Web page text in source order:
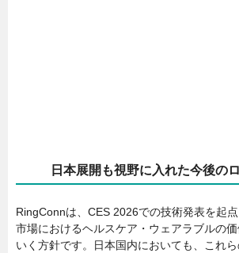
日本展開も視野に入れた今後の
RingConnは、CES 2026での技術発表を起
市場におけるヘルスケア・ウェアラブルの
いく方針です。日本国内においても、これ